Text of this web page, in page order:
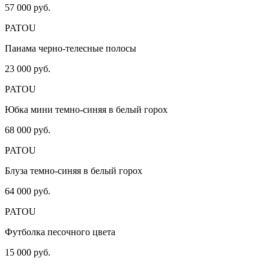
57 000 руб.
PATOU
Панама черно-телесные полосы
23 000 руб.
PATOU
Юбка мини темно-синяя в белый горох
68 000 руб.
PATOU
Блуза темно-синяя в белый горох
64 000 руб.
PATOU
Футболка песочного цвета
15 000 руб.